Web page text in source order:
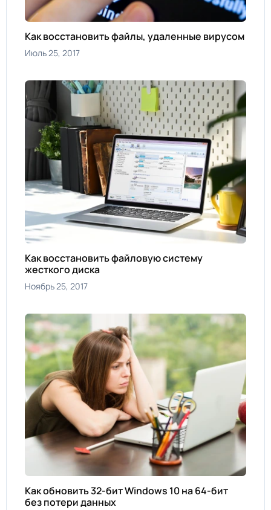
Как восстановить файлы, удаленные вирусом
Июль 25, 2017
Как восстановить файловую систему
жесткого диска
Ноябрь 25, 2017
Как обновить 32-бит Windows 10 на 64-бит
без потери данных